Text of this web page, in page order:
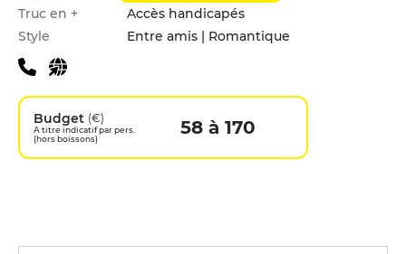
Truc en +
Accès handicapés
Style
Entre amis | Romantique
Budget (€)
A titre indicatif par pers.
(hors boissons)
58 à 170